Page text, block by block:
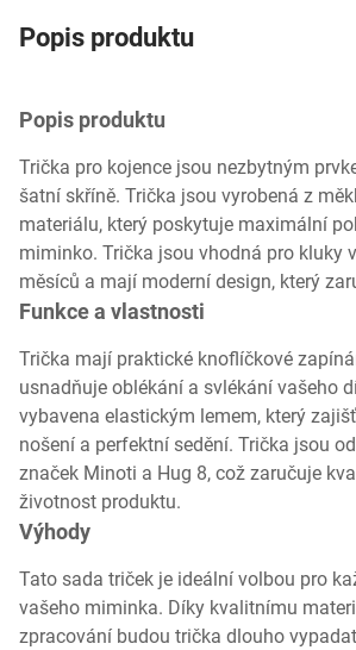
Popis produktu
Popis produktu
Trička pro kojence jsou nezbytným
šatní skříně. Trička jsou vyrobená z
materiálu, který poskytuje maximální
miminko. Trička jsou vhodná pro kluky
měsíců a mají moderní design, který
Funkce a vlastnosti
Trička mají praktické knoflíčkové
usnadňuje oblékání a svlékání vašeho
vybavena elastickým lemem, který
nošení a perfektní sedění. Trička jsou
značek Minoti a Hug 8, což zaručuje
životnost produktu.
Výhody
Tato sada triček je ideální volbou pro
vašeho miminka. Díky kvalitnímu
zpracování budou trička dlouho